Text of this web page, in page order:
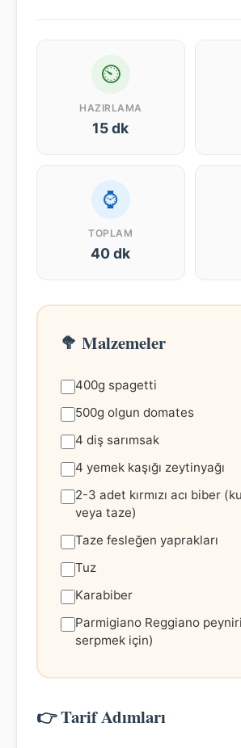
⏲
HAZIRLAMA
15 dk
⌚
TOPLAM
40 dk
🥦 Malzemeler
400g spagetti
500g olgun domates
4 diş sarımsak
4 yemek kaşığı zeytinyağı
2-3 adet kırmızı acı biber
veya taze)
Taze fesleğen yaprakları
Tuz
Karabiber
Parmigiano Reggiano
serpmek için)
👉 Tarif Adımları